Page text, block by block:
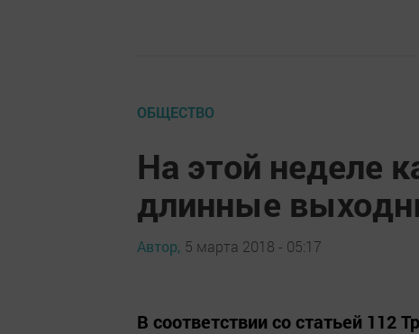
ОБЩЕСТВО
На этой неделе
длинные
Автор, 5 марта 2018 - 05:17
В соответствии со статьей 112